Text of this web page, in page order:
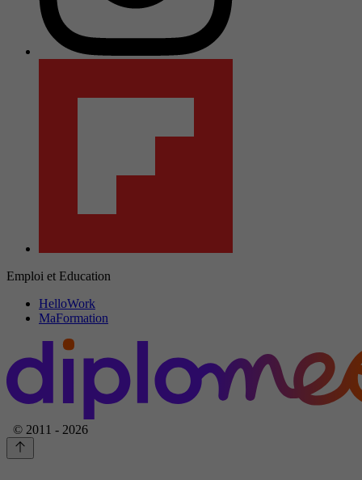
Emploi et Education
HelloWork
MaFormation
© 2011 - 2026